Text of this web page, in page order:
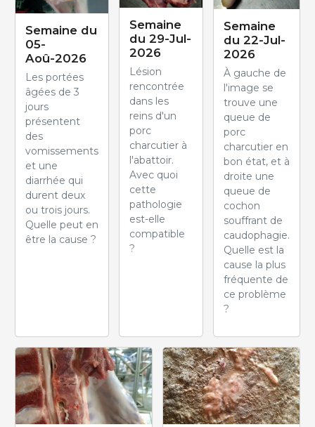
Semaine du
05-
Aoû-2026
Les portées
âgées de 3
jours
présentent
des
vomissements
et une
diarrhée qui
durent deux
ou trois jours.
Quelle peut en
être la cause ?
Semaine
du 29-Jul-
2026
Lésion
rencontrée
dans les
reins d'un
porc
charcutier à
l'abattoir.
Avec quoi
cette
pathologie
est-elle
compatible
?
Semaine
du 22-Jul-
2026
À gauche de
l'image se
trouve une
queue de
porc
charcutier en
bon état, et à
droite une
queue de
cochon
souffrant de
caudophagie.
Quelle est la
cause la plus
fréquente de
ce problème
?